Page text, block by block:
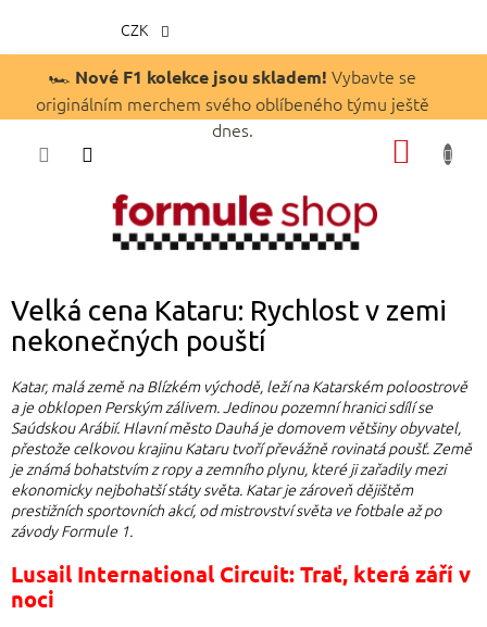
obsah
🏎️ Nové F1 kolekce jsou skladem! Vybavte se
originálním merchem svého oblíbeného týmu ještě
dnes.
CZK
Velká cena Kataru: Rychlost v zemi
nekonečných pouští
Katar, malá země na Blízkém východě, leží na Katarském poloostrově
a je obklopen Perským zálivem. Jedinou pozemní hranici sdílí se
Saúdskou Arábií. Hlavní město Dauhá je domovem většiny obyvatel,
přestože celkovou krajinu Kataru tvoří převážně rovinatá poušť. Země
je známá bohatstvím z ropy a zemního plynu, které ji zařadily mezi
ekonomicky nejbohatší státy světa. Katar je zároveň dějištěm
prestižních sportovních akcí, od mistrovství světa ve fotbale až po
závody Formule 1.
Lusail International Circuit: Trať, která září v
noci